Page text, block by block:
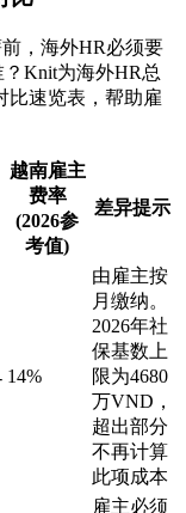
，海外HR必须要
Knit为海外HR总
比速览表，帮助雇
越南雇主
费率
(2026参
考值)
差异提示
14%
由雇主按
月缴纳。
2026年社
保基数上
限为4680
万VND，
超出部分
不再计算
此项成本
雇主必须